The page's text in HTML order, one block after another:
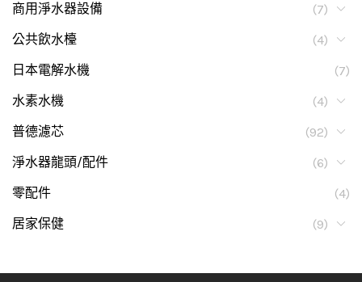
商用淨水器設備
(7)
公共飲水檯
(4)
日本電解水機
(7)
水素水機
(4)
普德濾芯
(92)
淨水器龍頭/配件
(6)
零配件
(4)
居家保健
(9)